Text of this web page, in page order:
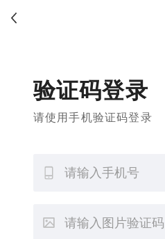
验证码登录
请使用手机验证码登录